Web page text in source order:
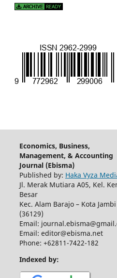
Economics, Business,
Management, & Accounting
Journal (Ebisma)
Published by: Haka Vyza
Jl. Merak Mutiara A05, Kel.
Besar
Kec. Alam Barajo – Kota Jambi
(36129)
Email:
Email: editor@ebisma.net
Phone: +62811-7422-182
Indexed by: